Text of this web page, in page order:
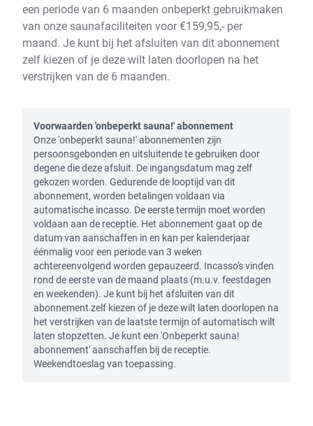
een periode van 6 maanden onbeperkt gebruikmaken
van onze saunafaciliteiten voor €159,95,- per
maand. Je kunt bij het afsluiten van dit abonnement
zelf kiezen of je deze wilt laten doorlopen na het
verstrijken van de 6 maanden.
Voorwaarden 'onbeperkt sauna!' abonnement
Onze 'onbeperkt sauna!' abonnementen zijn
persoonsgebonden en uitsluitende te gebruiken door
degene die deze afsluit. De ingangsdatum mag zelf
gekozen worden. Gedurende de looptijd van dit
abonnement, worden betalingen voldaan via
automatische incasso. De eerste termijn moet worden
voldaan aan de receptie. Het abonnement gaat op de
datum van aanschaffen in en kan per kalenderjaar
éénmalig voor een periode van 3 weken
achtereenvolgend worden gepauzeerd. Incasso's vinden
rond de eerste van de maand plaats (m.u.v. feestdagen
en weekenden). Je kunt bij het afsluiten van dit
abonnement zelf kiezen of je deze wilt laten doorlopen na
het verstrijken van de laatste termijn of automatisch wilt
laten stopzetten. Je kunt een 'Onbeperkt sauna!
abonnement' aanschaffen bij de receptie.
Weekendtoeslag van toepassing.